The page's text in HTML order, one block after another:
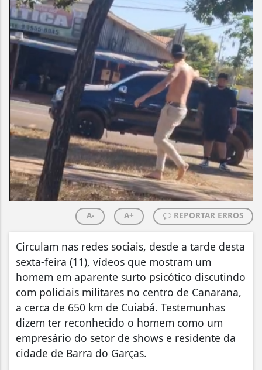
A- A+ REPORTAR ERROS
Circulam nas redes sociais, desde a tarde desta
sexta-feira (11), vídeos que mostram um
homem em aparente surto psicótico discutindo
com policiais militares no centro de Canarana,
a cerca de 650 km de Cuiabá. Testemunhas
dizem ter reconhecido o homem como um
empresário do setor de shows e residente da
cidade de Barra do Garças.